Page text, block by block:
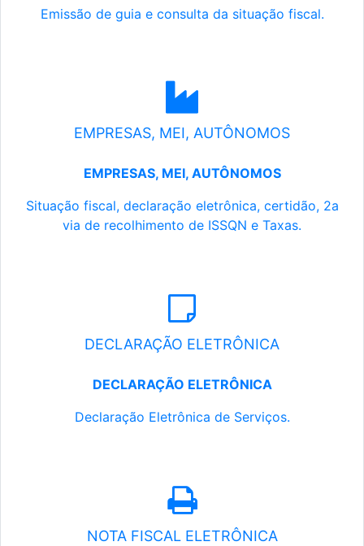
Emissão de guia e consulta da situação fiscal.
EMPRESAS, MEI, AUTÔNOMOS
EMPRESAS, MEI, AUTÔNOMOS
Situação fiscal, declaração eletrônica, certidão, 2a
via de recolhimento de ISSQN e Taxas.
DECLARAÇÃO ELETRÔNICA
DECLARAÇÃO ELETRÔNICA
Declaração Eletrônica de Serviços.
NOTA FISCAL ELETRÔNICA